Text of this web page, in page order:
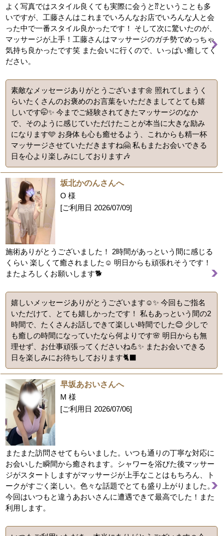
よく写真ではスタイル良くても実際に会うと⁇ということも多
いですが、工藤さんはこれまでいろんなお店でいろんな人と会
った中で一番スタイル良かったです！ そして次に驚いたのが、
マッサージが上手！工藤さんはマッサージのガチ勢でめっちゃ
気持ち良かったです笑 また会いに行くので、いっぱい癒してく
ださい。
素敵なメッセージありがとうございます🌼 照れてしまうく
らいたくさんのお褒めのお言葉をいただきましてとても嬉
しいです🤭✨️ 今までご経験されてきたマッサージのなか
で、そのように感じていただけたことが本当に大きな励み
になります🩵 お身体も心も癒せるよう、これからも精一杯
マッサージさせていただきますね🤗 私もまたお会いできる
日を心より楽しみにしております🎶
坂北かのんさんへ
O 様
[ご利用日 2026/07/09]
施術ありがとうございました！ 2時間があっという間に感じる
くらい 楽しくて癒されました☺️ 明日からも頑張れそうです！
またよろしくお願いします🐕
嬉しいメッセージありがとうございます☺️✨ 今回もご指名
いただけて、とても嬉しかったです！ 私もあっという間の2
時間で、たくさんお話しできて楽しい時間でした😊 少しで
も癒しの時間になっていたなら何よりです🌸 明日からも無
理せず、お仕事頑張ってくださいね💪✨ またお会いできる
日を楽しみにお待ちしております🐈‍⬛
早坂あおいさんへ
M 様
[ご利用日 2026/07/06]
またまた訪問させてもらいました。いつも通りの丁寧な対応に
お会いした瞬間から癒されます。シャワーを浴びた後マッサー
ジがスタートしますがマッサージが上手なことはもちろん、ト
ークがすごく楽しい。色々な話題でとても盛り上がりました。
今回はいつもと違うあおいさんに遭遇できて最高でした！また
利用します。